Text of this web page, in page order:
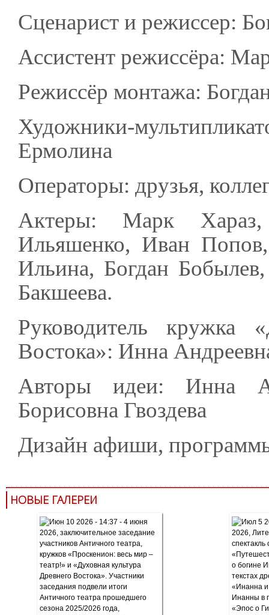
Сценарист и режиссер:
Ассистент режиссёра:
Режиссёр монтажа:
Художники-
Ермолина
Операторы: друзья,
Актеры: Марк Хараз,
Ильяшенко, Иван
Ильина, Богдан
Бакшеева.
Руководитель кружка
Востока»: Инна
Авторы идеи: Инна
Борисовна Гвоздева
Дизайн афиши,
НОВЫЕ ГАЛЕРЕИ